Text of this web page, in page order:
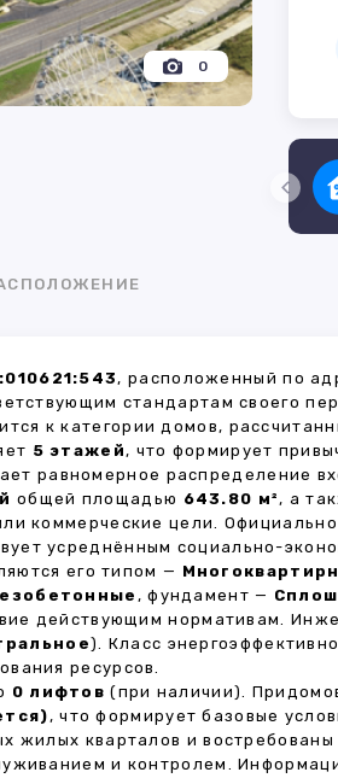
0
, расположенный по
стандартам своего
к категории домов,
5 этажей, что формирует
равномерное распределение
общей площадью 643.80 м², а
коммерческие цели.
усреднённым социально-
его типом —
, фундамент —
действующим нормативам.
). Класс
ресурсов.
0 лифтов (при наличии).
, что формирует базовые
жилых кварталов и
и контролем.